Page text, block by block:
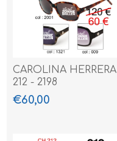
CAROLINA HERRERA
212 - 2198
€60,00